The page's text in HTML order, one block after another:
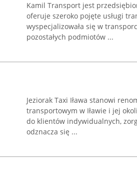
Kamil Transport jest
oferuje szeroko pojęte usługi
wyspecjalizowała się w
pozostałych podmiotów ...
Jeziorak Taxi Iława stanowi
transportowym w Iławie i jej
do klientów indywidualnych,
odznacza się ...